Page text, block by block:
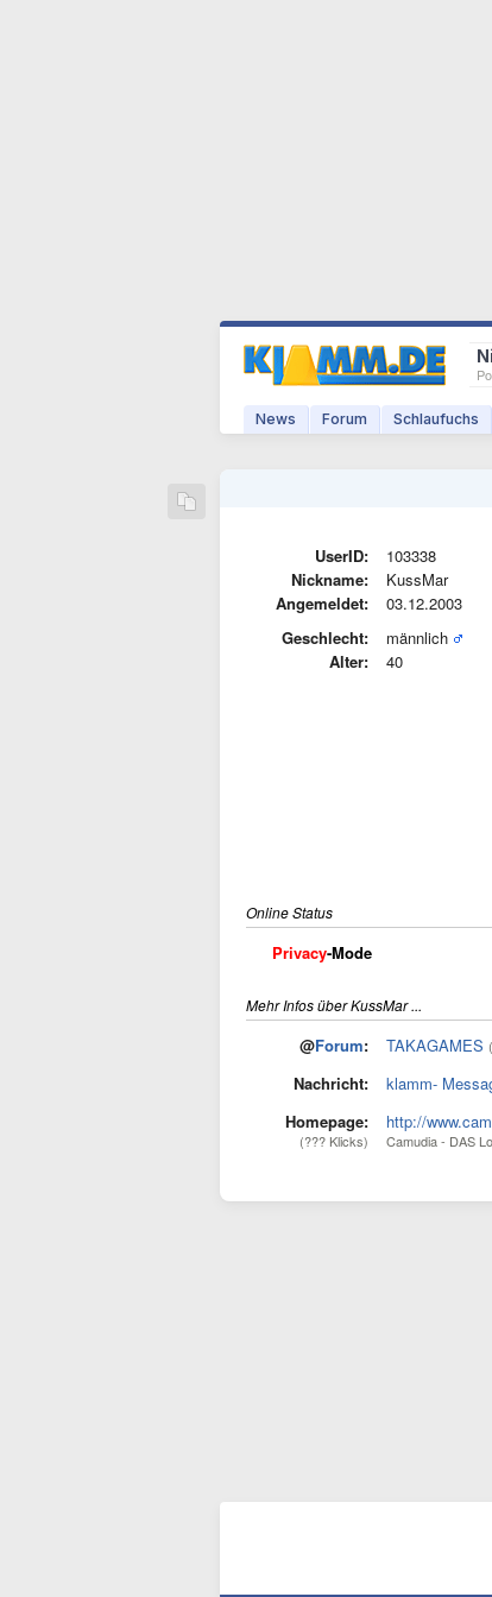
News Forum Schlaufuchs
UserID:
103338
Nickname:
KussMar
Angemeldet:
03.12.2003
Geschlecht:
männlich
Alter:
40
Online Status
Privacy-Mode
Mehr Infos über KussMar ...
@Forum: TAKAGAMES
Nachricht: klamm-
Homepage:
(??? Klicks)
http://
Camudia - DAS